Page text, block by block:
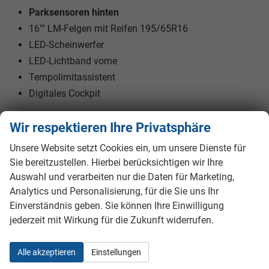
Parksensoren hinten
16"" LM-Felgen mit Reifen 195/65R16
LED-Scheinwerfer
LED-Lichtband vorne
Tempolimitassistent
Digitales Cockpit
Innen
Fensterheber
elektrisch
Klimatisierung
Klimaautomatik
Lenkrad
in Leder, höhenverstellbar, mit Multifunktionen, mit
Lenkradheizung
Sitze
Isofix (Kindersitzbefestigung), Sitzheizung
Infotainment & Kommunikation
Wir respektieren Ihre Privatsphäre
Unsere Website setzt Cookies ein, um unsere Dienste für
Sie bereitzustellen. Hierbei berücksichtigen wir Ihre
Auswahl und verarbeiten nur die Daten für Marketing,
Analytics und Personalisierung, für die Sie uns Ihr
Einverständnis geben. Sie können Ihre Einwilligung
jederzeit mit Wirkung für die Zukunft widerrufen.
Alle akzeptieren Einstellungen